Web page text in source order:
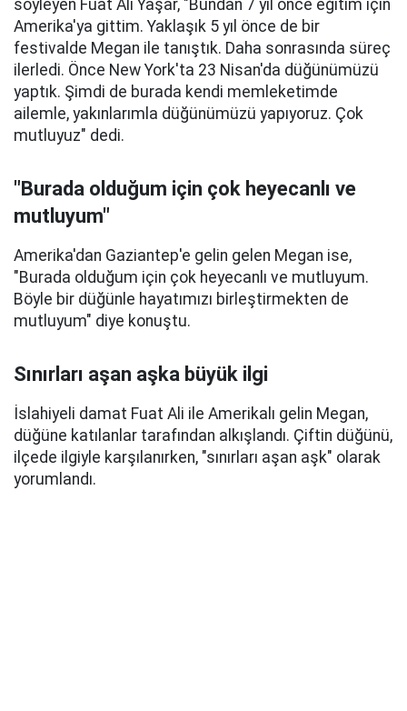
söyleyen Fuat Ali Yaşar, "Bundan 7 yıl önce eğitim için
Amerika'ya gittim. Yaklaşık 5 yıl önce de bir
festivalde Megan ile tanıştık. Daha sonrasında süreç
ilerledi. Önce New York'ta 23 Nisan'da düğünümüzü
yaptık. Şimdi de burada kendi memleketimde
ailemle, yakınlarımla düğünümüzü yapıyoruz. Çok
mutluyuz" dedi.
"Burada olduğum için çok heyecanlı ve
mutluyum"
Amerika'dan Gaziantep'e gelin gelen Megan ise,
"Burada olduğum için çok heyecanlı ve mutluyum.
Böyle bir düğünle hayatımızı birleştirmekten de
mutluyum" diye konuştu.
Sınırları aşan aşka büyük ilgi
İslahiyeli damat Fuat Ali ile Amerikalı gelin Megan,
düğüne katılanlar tarafından alkışlandı. Çiftin düğünü,
ilçede ilgiyle karşılanırken, "sınırları aşan aşk" olarak
yorumlandı.